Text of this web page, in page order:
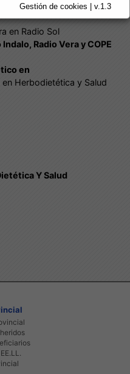
Gestión de cookies | v.1.3
en Radio Sol
Radio Vera y COPE
en
Herbodietética y Salud
Y Salud